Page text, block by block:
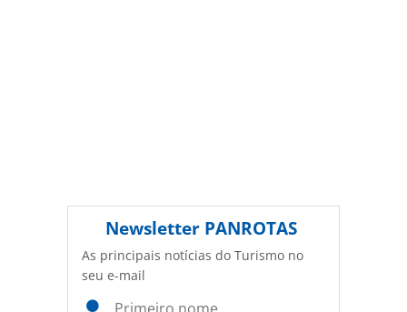
Newsletter PANROTAS
As principais notícias do Turismo no
seu e-mail